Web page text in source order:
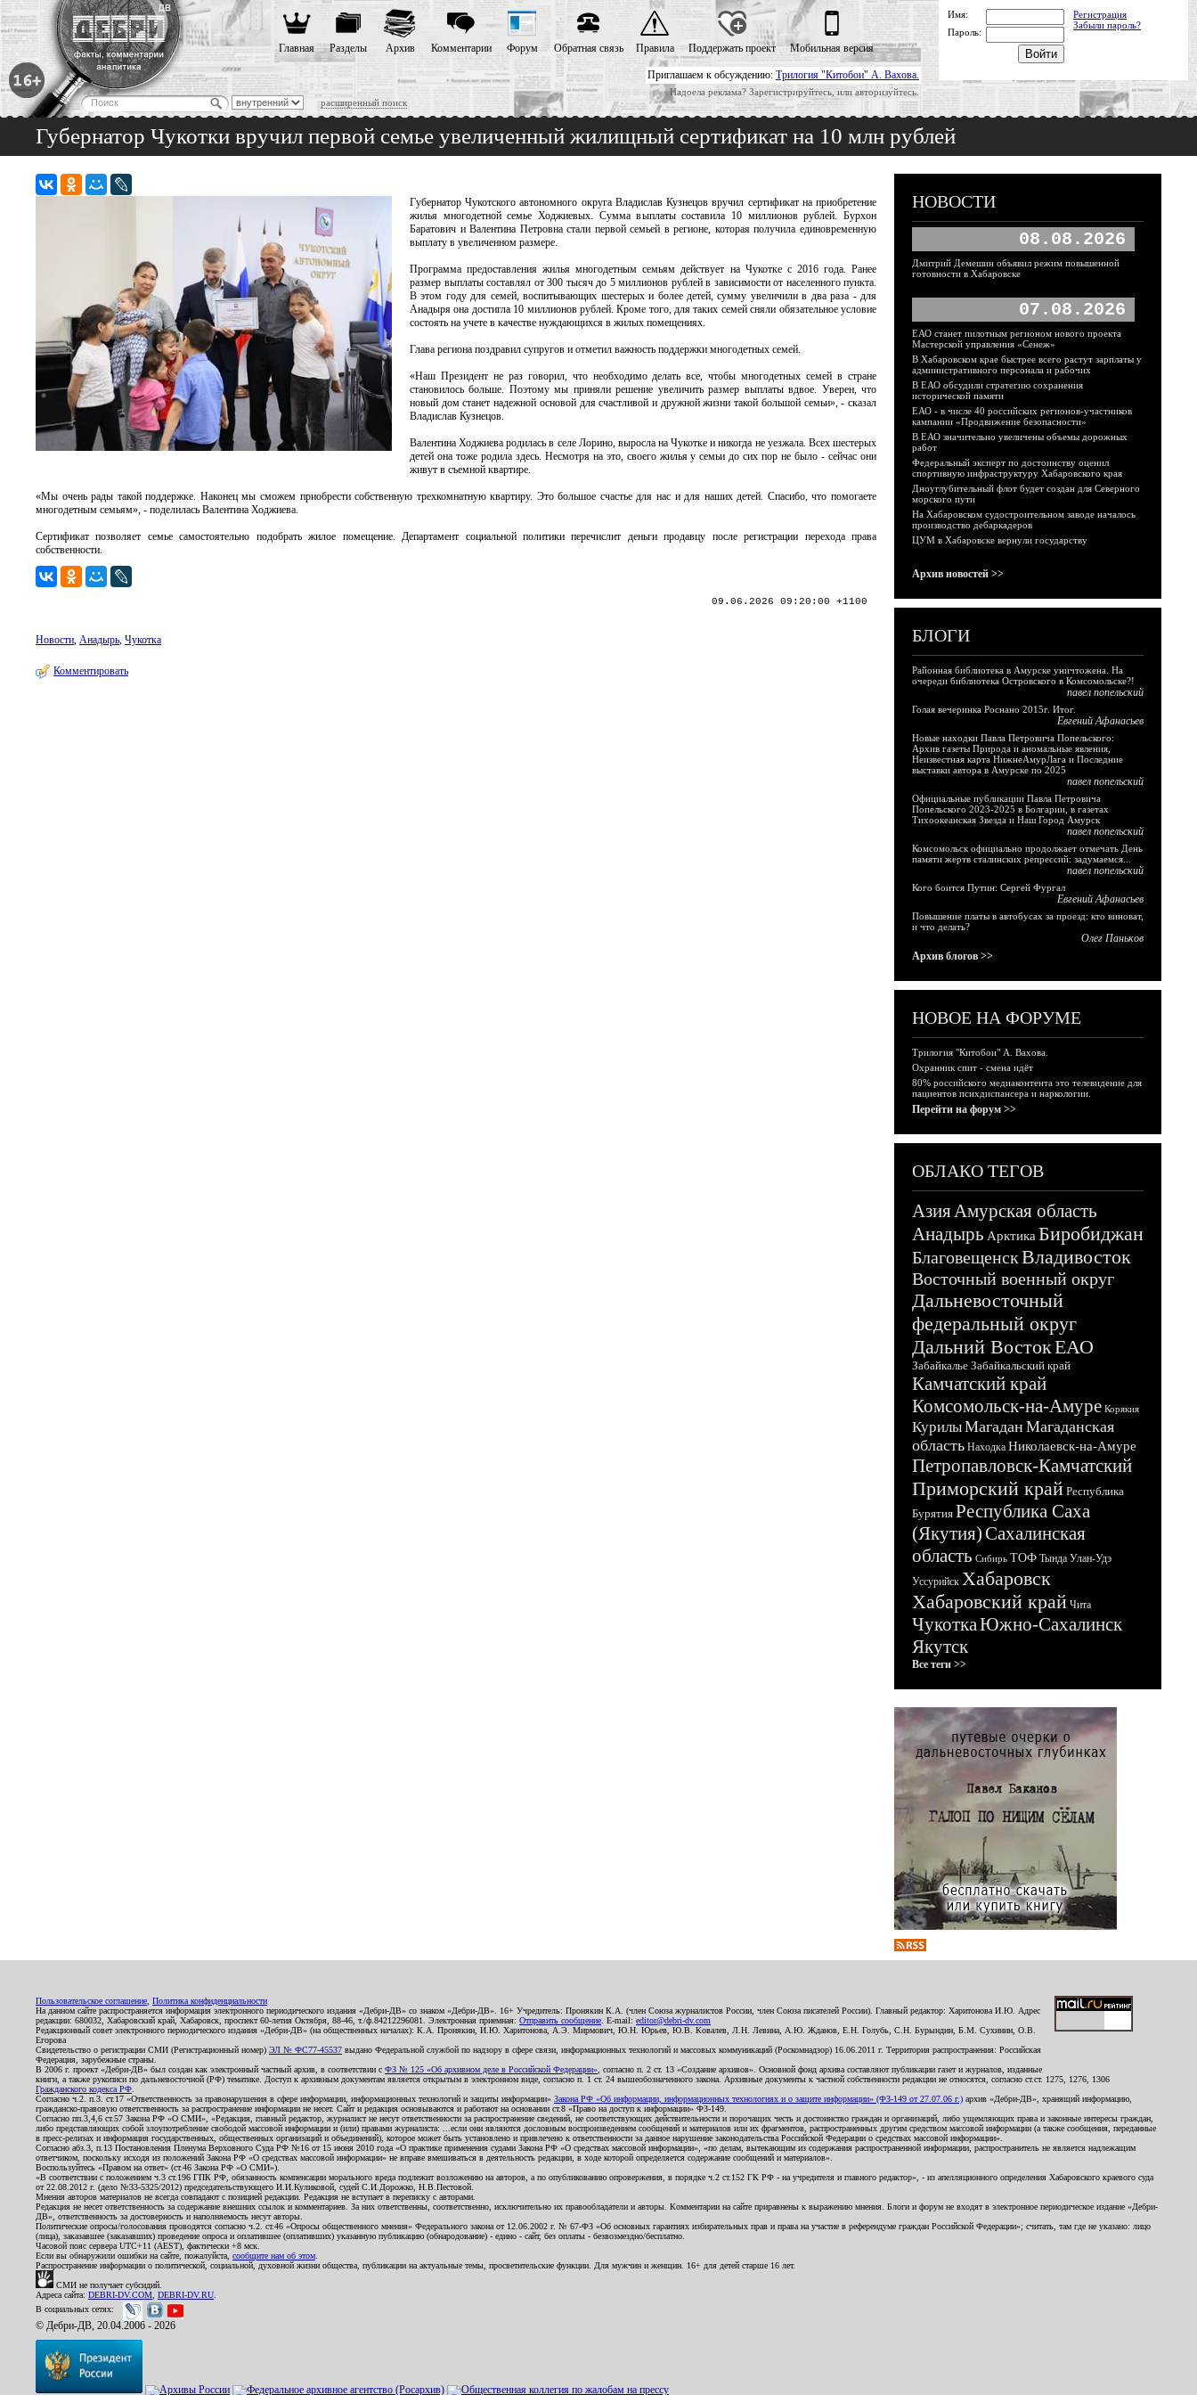
Приглашаем к обсуждению: Трилогия "Китобои" А. Вахова.
Надоела реклама? Зарегистрируйтесь, или авторизуйтесь.
расширенный поиск
Главная Разделы Архив Комментарии Форум Обратная связь Правила Поддержать проект Мобильная версия
Имя:
Регистрация
Забыли пароль?
Пароль:
Губернатор Чукотки вручил первой семье увеличенный жилищный сертификат на 10 млн рублей
Губернатор Чукотского автономного округа Владислав Кузнецов вручил сертификат на приобретение
жилья многодетной семье Ходжиевых. Сумма выплаты составила 10 миллионов рублей. Бурхон
Баратович и Валентина Петровна стали первой семьей в регионе, которая получила единовременную
выплату в увеличенном размере.
Программа предоставления жилья многодетным семьям действует на Чукотке с 2016 года. Ранее
размер выплаты составлял от 300 тысяч до 5 миллионов рублей в зависимости от населенного пункта.
В этом году для семей, воспитывающих шестерых и более детей, сумму увеличили в два раза - для
Анадыря она достигла 10 миллионов рублей. Кроме того, для таких семей сняли обязательное условие
состоять на учете в качестве нуждающихся в жилых помещениях.
Глава региона поздравил супругов и отметил важность поддержки многодетных семей.
«Наш Президент не раз говорил, что необходимо делать все, чтобы многодетных семей в стране
становилось больше. Поэтому мы приняли решение увеличить размер выплаты вдвое. Уверен, что
новый дом станет надежной основой для счастливой и дружной жизни такой большой семьи», - сказал
Владислав Кузнецов.
Валентина Ходжиева родилась в селе Лорино, выросла на Чукотке и никогда не уезжала. Всех шестерых
детей она тоже родила здесь. Несмотря на это, своего жилья у семьи до сих пор не было - сейчас они
живут в съемной квартире.
«Мы очень рады такой поддержке. Наконец мы сможем приобрести собственную трехкомнатную квартиру. Это большое счастье для нас и для наших детей. Спасибо, что помогаете
многодетным семьям», - поделилась Валентина Ходжиева.
Сертификат позволяет семье самостоятельно подобрать жилое помещение. Департамент социальной политики перечислит деньги продавцу после регистрации перехода права
собственности.
09.06.2026 09:20:00 +1100
Новости, Анадырь, Чукотка
Комментировать
НОВОСТИ
08.08.2026
Дмитрий Демешин объявил режим повышенной
готовности в Хабаровске
07.08.2026
ЕАО станет пилотным регионом нового проекта
Мастерской управления «Сенеж»
В Хабаровском крае быстрее всего растут зарплаты у
административного персонала и рабочих
В ЕАО обсудили стратегию сохранения
исторической памяти
ЕАО - в числе 40 российских регионов-участников
кампании «Продвижение безопасности»
В ЕАО значительно увеличены объемы дорожных
работ
Федеральный эксперт по достоинству оценил
спортивную инфраструктуру Хабаровского края
Дноуглубительный флот будет создан для Северного
морского пути
На Хабаровском судостроительном заводе началось
производство дебаркадеров
ЦУМ в Хабаровске вернули государству
Архив новостей >>
БЛОГИ
Районная библиотека в Амурске уничтожена. На
очереди библиотека Островского в Комсомольске?!
павел попельский
Голая вечеринка Роснано 2015г. Итог.
Евгений Афанасьев
Новые находки Павла Петровича Попельского:
Архив газеты Природа и аномальные явления,
Неизвестная карта НижнеАмурЛага и Последние
выставки автора в Амурске по 2025
павел попельский
Официальные публикации Павла Петровича
Попельского 2023-2025 в Болгарии, в газетах
Тихоокеанская Звезда и Наш Город Амурск
павел попельский
Комсомольск официально продолжает отмечать День
памяти жертв сталинских репрессий: задумаемся...
павел попельский
Кого боится Путин: Сергей Фургал
Евгений Афанасьев
Повышение платы в автобусах за проезд: кто виноват,
и что делать?
Олег Паньков
Архив блогов >>
НОВОЕ НА ФОРУМЕ
Трилогия "Китобои" А. Вахова.
Охранник спит - смена идёт
80% российского медиаконтента это телевидение для
пациентов психдиспансера и наркологии.
Перейти на форум >>
ОБЛАКО ТЕГОВ
АзияАмурская область
Анадырь Арктика Биробиджан
БлаговещенскВладивосток
Восточный военный округ
Дальневосточный
федеральный округ
Дальний ВостокЕАО
Забайкалье Забайкальский край
Камчатский край
Комсомольск-на-Амуре Корякия
КурилыМагадан Магаданская
область Находка Николаевск-на-Амуре
Петропавловск-Камчатский
Приморский край Республика
Бурятия Республика Саха
(Якутия)Сахалинская
область Сибирь ТОФ Тында Улан-Удэ
Уссурийск Хабаровск
Хабаровский край Чита
ЧукоткаЮжно-Сахалинск
Якутск
Все теги >>
Пользовательское соглашение Политика конфиденциальности
На данном сайте распространяется информация электронного периодического издания «Дебри-ДВ» со знаком «Дебри-ДВ». 16+ Учредитель: Пронякин К.А. (член Союза журналистов России, член Союза писателей России). Главный редактор: Харитонова И.Ю. Адрес
редакции: 680032, Хабаровский край, Хабаровск, проспект 60-летия Октября, 88-46, т./ф.84212296081. Электронная приемная: Отправить сообщение . E-mail: editor@debri-dv.com
Редакционный совет электронного периодического издания «Дебри-ДВ» (на общественных началах): К.А. Пронякин, И.Ю. Харитонова, А.Э. Мирмович, Ю.Н. Юрьев, Ю.В. Ковалев, Л.Н. Левина, А.Ю. Жданов, Е.Н. Голубь, С.Н. Бурындин, Б.М. Сухинин, О.В.
Егорова
Свидетельство о регистрации СМИ (Регистрационный номер) ЭЛ № ФС77-45537 выдано Федеральной службой по надзору в сфере связи, информационных технологий и массовых коммуникаций (Роскомнадзор) 16.06.2011 г. Территория распространения: Российская
Федерация, зарубежные страны.
В 2006 г. проект «Дебри-ДВ» был создан как электронный частный архив, в соответствии с ФЗ № 125 «Об архивном деле в Российской Федерации» , согласно п. 2 ст. 13 «Создание архивов». Основной фонд архива составляют публикации газет и журналов, изданные
книги, а также рукописи по дальневосточной (РФ) тематике. Доступ к архивным документам является открытым в электронном виде, согласно п. 1 ст. 24 вышеобозначенного закона. Архивные документы к частной собственности редакции не относятся, согласно ст.ст. 1275, 1276, 1306
Гражданского кодекса РФ
Согласно ч.2. п.3. ст.17 «Ответственность за правонарушения в сфере информации, информационных технологий и защиты информации» Закона РФ «Об информации, информационных технологиях и о защите информации» (ФЗ-149 от 27.07.06 г.) архив «Дебри-ДВ», хранящий информацию,
гражданско-правовую ответственность за распространение информации не несет. Сайт и редакция основываются и работают на основании ст.8 «Право на доступ к информации» ФЗ-149.
Согласно пп.3,4,6 ст.57 Закона РФ «О СМИ», «Редакция, главный редактор, журналист не несут ответственности за распространение сведений, не соответствующих действительности и порочащих честь и достоинство граждан и организаций, либо ущемляющих права и законные интересы граждан,
либо представляющих собой злоупотребление свободой массовой информации и (или) правами журналиста: ...если они являются дословным воспроизведением сообщений и материалов или их фрагментов, распространенных другим средством массовой информации (а также сообщения, переданные
в пресс-релизах и информация государственных, общественных организаций и объединений), которое может быть установлено и привлечено к ответственности за данное нарушение законодательства Российской Федерации о средствах массовой информации».
Согласно абз.3, п.13 Постановления Пленума Верховного Суда РФ №16 от 15 июня 2010 года «О практике применения судами Закона РФ «О средствах массовой информации», «по делам, вытекающим из содержания распространенной информации, распространитель не является надлежащим
ответчиком, поскольку исходя из положений Закона РФ «О средствах массовой информации» не вправе вмешиваться в деятельность редакции, в ходе которой определяется содержание сообщений и материалов».
Воспользуйтесь «Правом на ответ» (ст.46 Закона РФ «О СМИ»).
«В соответствии с положением ч.3 ст.196 ГПК РФ, обязанность компенсации морального вреда подлежит возложению на авторов, а по опубликованию опровержения, в порядке ч.2 ст.152 ГК РФ - на учредителя и главного редактор», - из апелляционного определения Хабаровского краевого суда
от 22.08.2012 г. (дело №33-5325/2012) председательствующего И.И.Куликовой, судей С.И.Дорожко, Н.В.Пестовой.
Мнения авторов материалов не всегда совпадают с позицией редакции. Редакция не вступает в переписку с авторами.
Редакция не несет ответственность за содержание внешних ссылок и комментариев. За них ответственны, соответственно, исключительно их правообладатели и авторы. Комментарии на сайте приравнены к выражению мнения. Блоги и форум не входят в электронное периодическое издание «Дебри-
ДВ», ответственность за достоверность и наполняемость несут авторы.
Политические опросы/голосования проводятся согласно ч.2. ст.46 «Опросы общественного мнения» Федерального закона от 12.06.2002 г. № 67-ФЗ «Об основных гарантиях избирательных прав и права на участие в референдуме граждан Российской Федерации»; считать, там где не указано: лицо
(лица), заказавшее (заказавших) проведение опроса и оплатившее (оплативших) указанную публикацию (обнародование) - едино - сайт, без оплаты - безвозмездно/бесплатно.
Часовой пояс сервера UTC+11 (AEST), фактически +8 мск.
Если вы обнаружили ошибки на сайте, пожалуйста, сообщите нам об этом
Распространение информации о политической, социальной, духовной жизни общества, публикации на актуальные темы, просветительские функции. Для мужчин и женщин. 16+ для детей старше 16 лет.
СМИ не получает субсидий.
Адреса сайта: DEBRI-DV.COM DEBRI-DV.RU
В социальных сетях:
© Дебри-ДВ, 20.04.2006 - 2026